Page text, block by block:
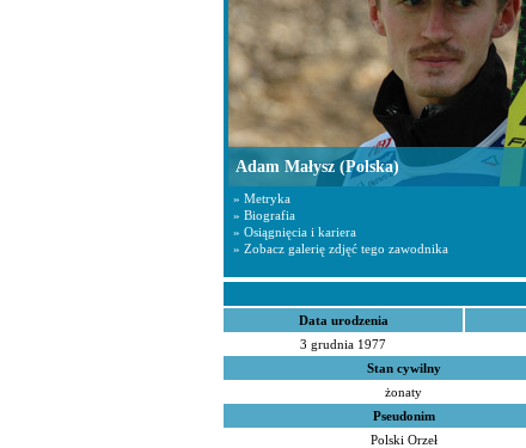
Data urodzenia
3 grudnia 1977
Stan cywilny
żonaty
Pseudonim
Polski Orzeł
Adam Małysz(Polska)
» Metryka
» Biografia
» Osiągnięcia i kariera
» Zobacz galerię zdjęć tego zawodnika